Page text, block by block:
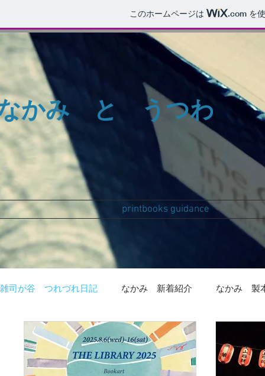
このホームページは .com を
かみ と うつわ
printbooks guidance
雑司が谷 つれづれ日記 なかみ 新着紹介 なかみ 製